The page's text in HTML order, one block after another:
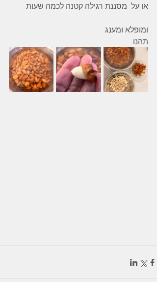
או על  מסננת רגילה קטנה לכמה שעות
ומופלא ומענג
תהנו